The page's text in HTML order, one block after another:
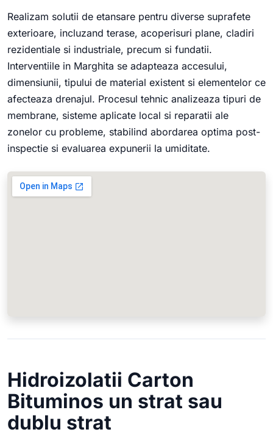
Realizam solutii de etansare pentru diverse suprafete
exterioare, incluzand terase, acoperisuri plane, cladiri
rezidentiale si industriale, precum si fundatii.
Interventiile in Marghita se adapteaza accesului,
dimensiunii, tipului de material existent si elementelor ce
afecteaza drenajul. Procesul tehnic analizeaza tipuri de
membrane, sisteme aplicate local si reparatii ale
zonelor cu probleme, stabilind abordarea optima post-
inspectie si evaluarea expunerii la umiditate.
Hidroizolatii Carton
Bituminos un strat sau
dublu strat